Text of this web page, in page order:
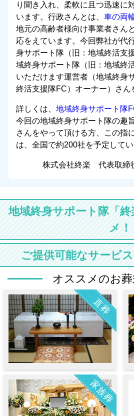
り聞き入れ、柔軟に且つ迅速に
います。行政さんとは、 車の両
地元の高齢者様向け事業者さん
応をえています。今回弊社が代
身サポート隊（旧：地域終活支
域終身サポート隊（旧：地域終
いただけます運営者（地域終身
終活支援隊FC）オーナー）さん
詳しくは、 地域終身サポート隊
今回の地域終身サポート隊の趣
さんをやって頂ける方、この指
は、全国で約200社を予定してい
株式会社終楽 代表取締
地域終身サポート隊「
メ！
ご提供可能なサービ
オススメのお
直葬
家族葬